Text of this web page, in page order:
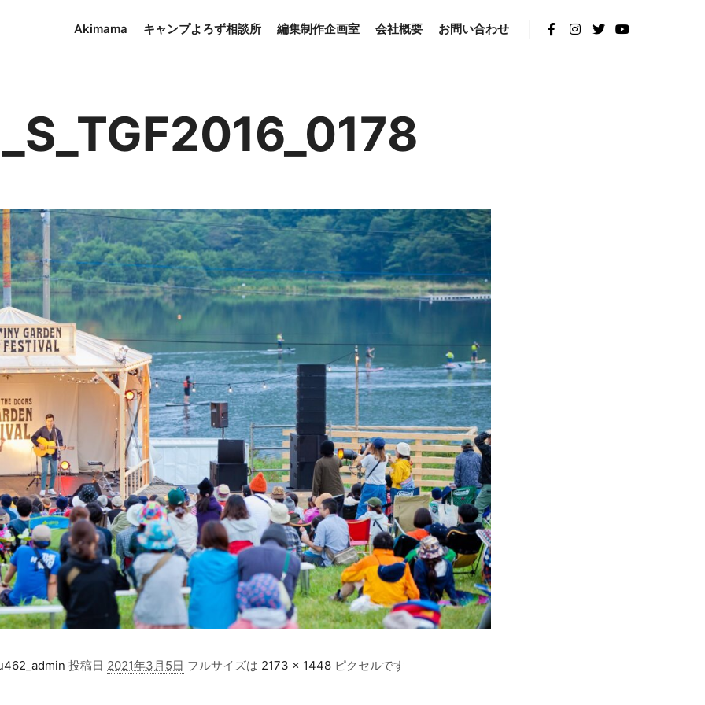
Akimama キャンプよろず相談所 編集制作企画室 会社概要 お問い合わせ
投稿日 2021年3月5日 フルサイズは 2173 × 1448 ピクセルです